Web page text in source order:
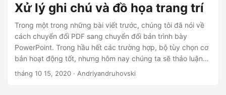
Xử lý ghi chú và đồ họa trang trí
Trong một trong những bài viết trước, chúng tôi đã nói về
cách chuyển đổi PDF sang chuyển đổi bản trình bày
PowerPoint. Trong hầu hết các trường hợp, bộ tùy chọn cơ
bản hoạt động tốt, nhưng hôm nay chúng ta sẽ thảo luận
về hai thủ thuật nâng cao.
tháng 10 15, 2020 · Andriyandruhovski